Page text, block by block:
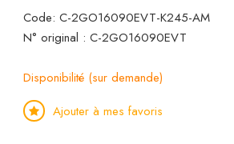
Code: C-2GO16090EVT-K245-AM
N° original : C-2GO16090EVT
Disponibilité (sur demande)
Ajouter à mes favoris